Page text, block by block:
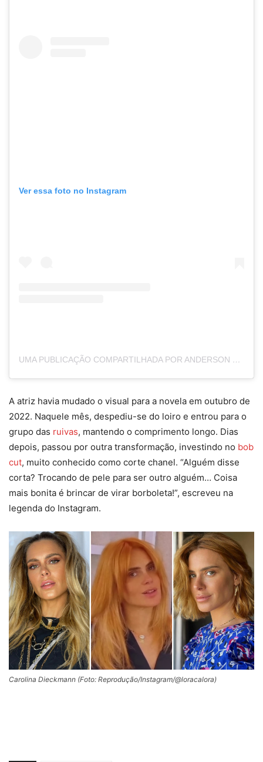
Ver essa foto no Instagram
UMA PUBLICAÇÃO COMPARTILHADA POR ANDERSON COUTO (@ANDERSONACOUTO)
A atriz havia mudado o visual para a novela em outubro de
2022. Naquele mês, despediu-se do loiro e entrou para o
grupo das ruivas, mantendo o comprimento longo. Dias
depois, passou por outra transformação, investindo no bob
cut, muito conhecido como corte chanel. “Alguém disse
corta? Trocando de pele para ser outro alguém… Coisa
mais bonita é brincar de virar borboleta!”, escreveu na
legenda do Instagram.
Carolina Dieckmann (Foto: Reprodução/Instagram/@loracalora)